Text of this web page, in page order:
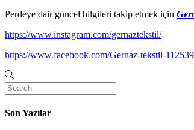
Perdeye dair güncel bilgileri takip etmek için
https://www.instagram.com/gernaztekstil/
https://www.facebook.com/Gernaz-tekstil-
Son Yazılar